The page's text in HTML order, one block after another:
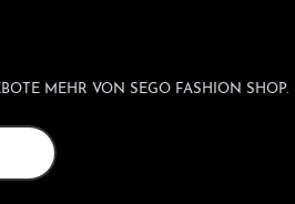
MEHR VON SEGO FASHION SHOP.